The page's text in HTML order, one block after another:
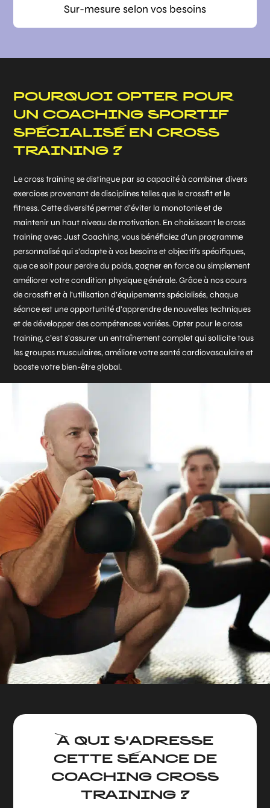
Sur-mesure selon vos besoins
POURQUOI OPTER POUR
UN COACHING SPORTIF
SPÉCIALISÉ EN CROSS
TRAINING ?
Le cross training se distingue par sa capacité à combiner divers
exercices provenant de disciplines telles que le crossfit et le
fitness. Cette diversité permet d’éviter la monotonie et de
maintenir un haut niveau de motivation. En choisissant le cross
training avec Just Coaching, vous bénéficiez d’un programme
personnalisé qui s’adapte à vos besoins et objectifs spécifiques,
que ce soit pour perdre du poids, gagner en force ou simplement
améliorer votre condition physique générale. Grâce à nos cours
de crossfit et à l’utilisation d’équipements spécialisés, chaque
séance est une opportunité d’apprendre de nouvelles techniques
et de développer des compétences variées. Opter pour le cross
training, c’est s’assurer un entraînement complet qui sollicite tous
les groupes musculaires, améliore votre santé cardiovasculaire et
booste votre bien-être global.
À QUI S'ADRESSE
CETTE SÉANCE DE
COACHING CROSS
TRAINING ?